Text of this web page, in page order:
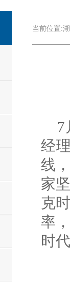
当前位置:
7
经
线
家
克
率
时